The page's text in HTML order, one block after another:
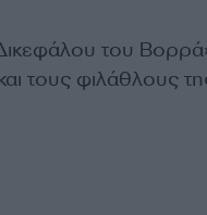
του
τους φιλάθλους